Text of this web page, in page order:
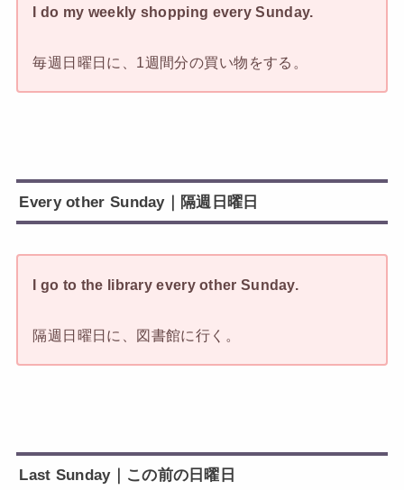
I do my weekly shopping every Sunday.
毎週日曜日に、1週間分の買い物をする。
Every other Sunday｜隔週日曜日
I go to the library every other Sunday.
隔週日曜日に、図書館に行く。
Last Sunday｜この前の日曜日